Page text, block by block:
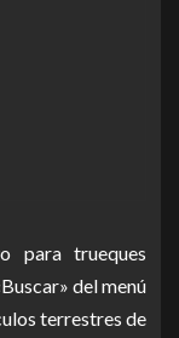
para trueques
del menú
terrestres de